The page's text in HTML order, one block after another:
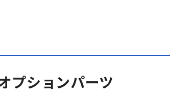
プションパーツ